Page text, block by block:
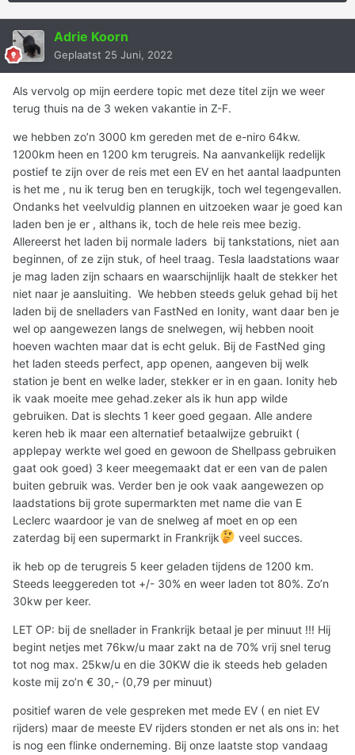
Adrie Koorn
Geplaatst 25 Juni, 2022
Als vervolg op mijn eerdere topic met deze titel zijn we weer
terug thuis na de 3 weken vakantie in Z-F.
we hebben zo’n 3000 km gereden met de e-niro 64kw.
1200km heen en 1200 km terugreis. Na aanvankelijk redelijk
postief te zijn over de reis met een EV en het aantal laadpunten
is het me , nu ik terug ben en terugkijk, toch wel tegengevallen.
Ondanks het veelvuldig plannen en uitzoeken waar je goed kan
laden ben je er , althans ik, toch de hele reis mee bezig.
Allereerst het laden bij normale laders bij tankstations, niet aan
beginnen, of ze zijn stuk, of heel traag. Tesla laadstations waar
je mag laden zijn schaars en waarschijnlijk haalt de stekker het
niet naar je aansluiting. We hebben steeds geluk gehad bij het
laden bij de snelladers van FastNed en Ionity, want daar ben je
wel op aangewezen langs de snelwegen, wij hebben nooit
hoeven wachten maar dat is echt geluk. Bij de FastNed ging
het laden steeds perfect, app openen, aangeven bij welk
station je bent en welke lader, stekker er in en gaan. Ionity heb
ik vaak moeite mee gehad.zeker als ik hun app wilde
gebruiken. Dat is slechts 1 keer goed gegaan. Alle andere
keren heb ik maar een alternatief betaalwijze gebruikt (
applepay werkte wel goed en gewoon de Shellpass gebruiken
gaat ook goed) 3 keer meegemaakt dat er een van de palen
buiten gebruik was. Verder ben je ook vaak aangewezen op
laadstations bij grote supermarkten met name die van E
Leclerc waardoor je van de snelweg af moet en op een
zaterdag bij een supermarkt in Frankrijk
veel succes.
ik heb op de terugreis 5 keer geladen tijdens de 1200 km.
Steeds leeggereden tot +/- 30% en weer laden tot 80%. Zo’n
30kw per keer.
LET OP: bij de snellader in Frankrijk betaal je per minuut !!! Hij
begint netjes met 76kw/u maar zakt na de 70% vrij snel terug
tot nog max. 25kw/u en die 30KW die ik steeds heb geladen
koste mij zo’n € 30,- (0,79 per minuut)
positief waren de vele gespreken met mede EV ( en niet EV
rijders) maar de meeste EV rijders stonden er net als ons in: het
is nog een flinke onderneming. Bij onze laatste stop vandaag